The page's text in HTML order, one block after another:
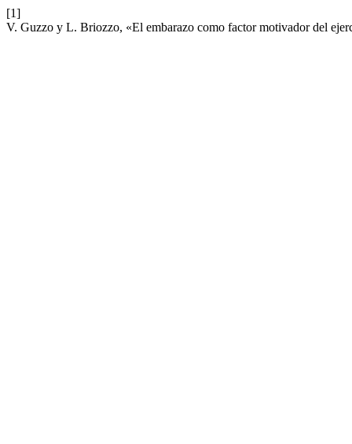
[1]
V. Guzzo y L. Briozzo, «El embarazo como factor motivador del